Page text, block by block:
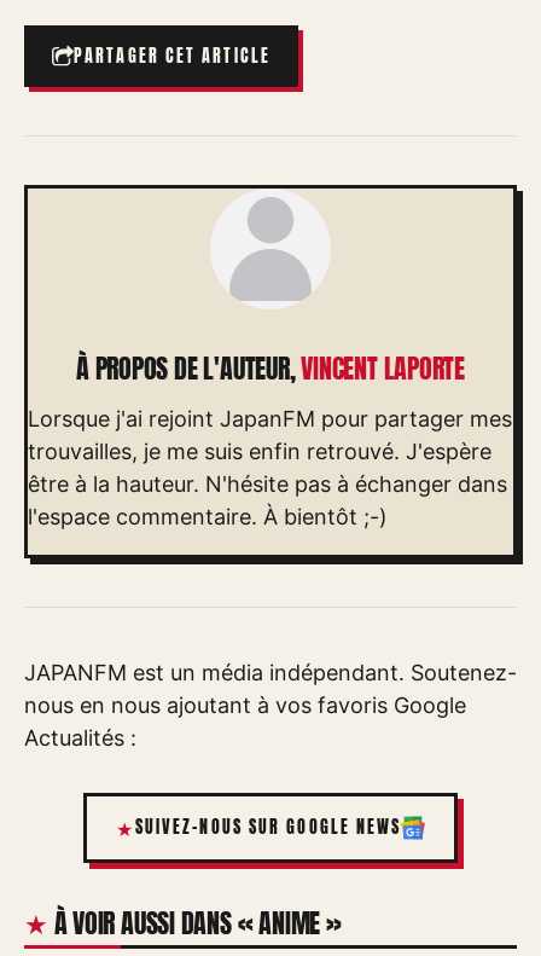
PARTAGER CET ARTICLE
À PROPOS DE L'AUTEUR,VINCENT LAPORTE
Lorsque j'ai rejoint JapanFM pour partager mes
trouvailles, je me suis enfin retrouvé. J'espère
être à la hauteur. N'hésite pas à échanger dans
l'espace commentaire. À bientôt ;-)
JAPANFM est un média indépendant. Soutenez-
nous en nous ajoutant à vos favoris Google
Actualités :
SUIVEZ-NOUS SUR GOOGLE NEWS
À VOIR AUSSI DANS « ANIME »